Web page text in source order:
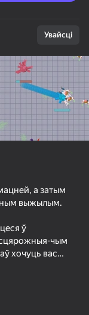
Увайсці
а затым
выжылым.
ў
чым
хочуць вас